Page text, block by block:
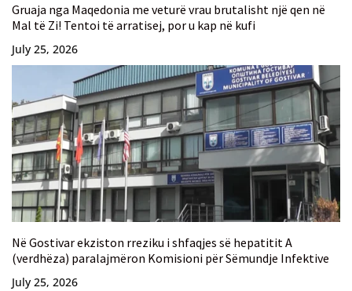
Gruaja nga Maqedonia me veturë vrau brutalisht një qen në
Mal të Zi! Tentoi të arratisej, por u kap në kufi
July 25, 2026
Në Gostivar ekziston rreziku i shfaqjes së hepatitit A
(verdhëza) paralajmëron Komisioni për Sëmundje Infektive
July 25, 2026